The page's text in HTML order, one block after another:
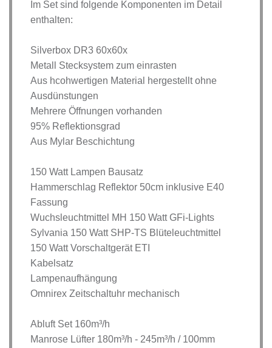
Im Set sind folgende Komponenten im Detail
enthalten:
Silverbox DR3 60x60x
Metall Stecksystem zum einrasten
Aus hcohwertigen Material hergestellt ohne
Ausdünstungen
Mehrere Öffnungen vorhanden
95% Reflektionsgrad
Aus Mylar Beschichtung
150 Watt Lampen Bausatz
Hammerschlag Reflektor 50cm inklusive E40
Fassung
Wuchsleuchtmittel MH 150 Watt GFi-Lights
Sylvania 150 Watt SHP-TS Blüteleuchtmittel
150 Watt Vorschaltgerät ETI
Kabelsatz
Lampenaufhängung
Omnirex Zeitschaltuhr mechanisch
Abluft Set 160m³/h
Manrose Lüfter 180m³/h - 245m³/h / 100mm